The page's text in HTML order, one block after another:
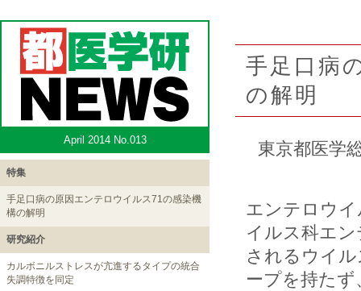
April 2014 No.013
特集
手足口病の原因エンテロウイルス71の感染機
構の解明
研究紹介
カルボニルストレスが亢進するタイプの統合
失調特徴を同定
手足口病
の解明
東京都医学
エンテロウ
イルス科エ
されるウイ
ープを持た